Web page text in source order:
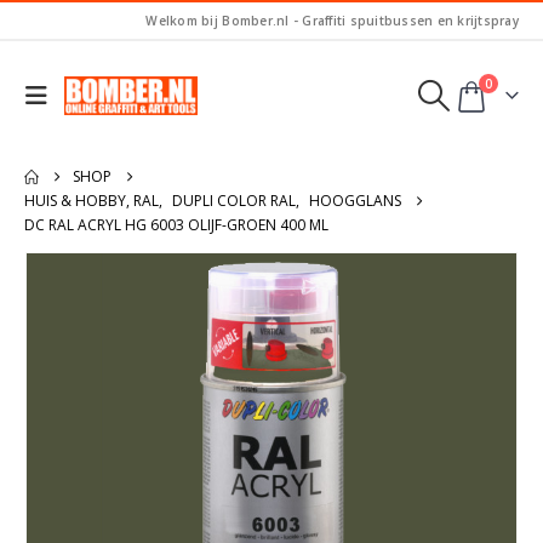
Welkom bij Bomber.nl - Graffiti spuitbussen en krijtspray
0
SHOP
HUIS & HOBBY, RAL, DUPLI COLOR RAL, HOOGGLANS
DC RAL ACRYL HG 6003 OLIJF-GROEN 400 ML